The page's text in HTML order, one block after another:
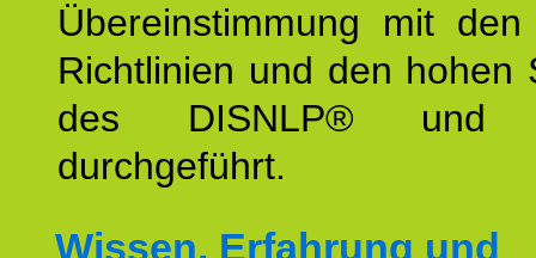
Übereinstimmung mit den
Richtlinien und den hohen
des DISNLP® und
durchgeführt.
Wissen, Erfahrung und